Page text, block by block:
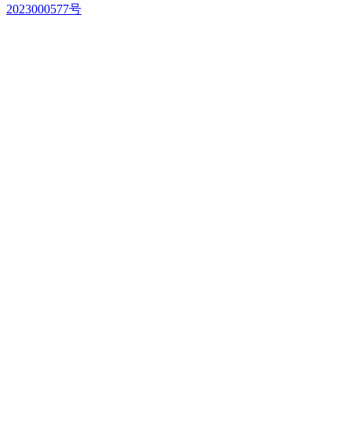
2023000577号